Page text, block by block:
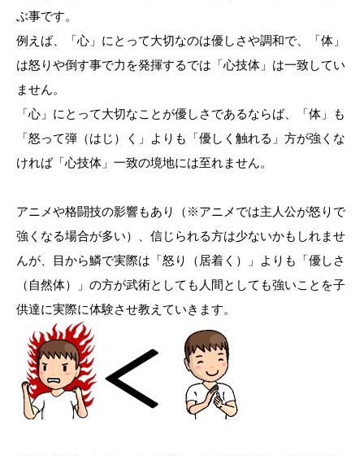
ぶ事です。
例えば、「心」にとって大切なのは優しさや調和で、「体」
は怒りや倒す事で力を発揮するでは「心技体」は一致してい
ません。
「心」にとって大切なことが優しさであるならば、「体」も
「怒って弾（はじ）く」よりも「優しく触れる」方が強くな
ければ「心技体」一致の境地には至れません。
アニメや格闘技の影響もあり（※アニメでは主人公が怒りで
強くなる場合が多い）、信じられる方は少ないかもしれませ
んが、目から鱗で実際は「怒り（居着く）」よりも「優しさ
（自然体）」の方が武術としても人間としても強いことを子
供達に実際に体験させ教えていきます。